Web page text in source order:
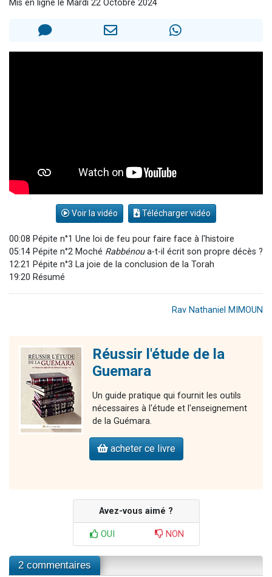
30 personnes viennent de faire un don pour Sauvez la jambe de Yohan
Mis en ligne le Mardi 22 Octobre 2024
Voir la vidéo Télécharger vidéo
00:08 Pépite n°1 Une loi de feu pour faire face à l'histoire
05:14 Pépite n°2 Moché Rabbénoua-t-il écrit son propre décès ?
12:21 Pépite n°3 La joie de la conclusion de la Torah
19:20 Résumé
Rav Nathaniel MIMOUN
Réussir l'étude de la
Guemara
Un guide pratique qui fournit les outils
nécessaires à l'étude et l'enseignement
de la Guémara.
acheter ce livre
Avez-vous aimé ?
OUI NON
2 commentaires